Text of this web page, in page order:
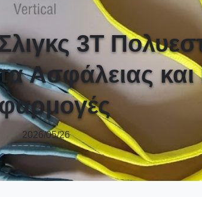
3T
Ασφάλειας και
2026/05/26